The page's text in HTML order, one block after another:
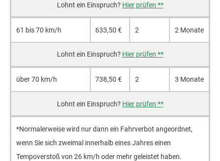
Hier prüfen **
61 bis 70 km/h 633,50 € 2 2 Monate
Hier prüfen **
über 70 km/h 738,50 € 2 3 Monate
Hier prüfen **
*Normalerweise wird nur dann ein Fahrverbot angeordnet,
wenn Sie sich zweimal innerhalb eines Jahres einen
Tempoverstoß von 26 km/h oder mehr geleistet haben.